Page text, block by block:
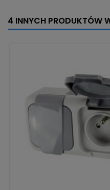
4 INNYCH PRODUKTÓW